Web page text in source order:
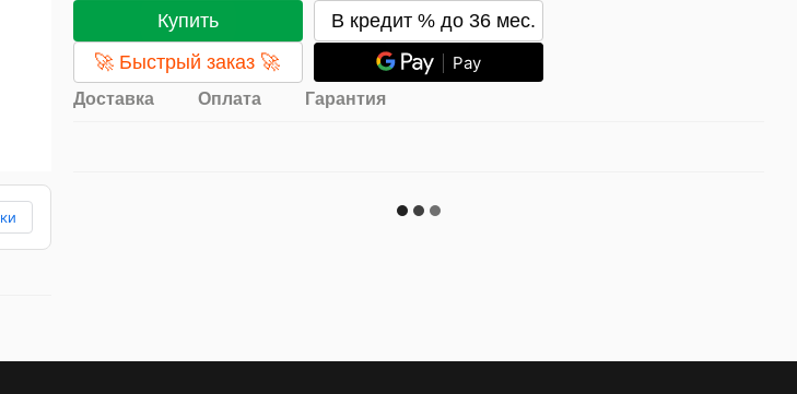
Купить
В кредит % до 36 мес.
🚀 Быстрый заказ 🚀
Pay
Доставка Оплата Гарантия